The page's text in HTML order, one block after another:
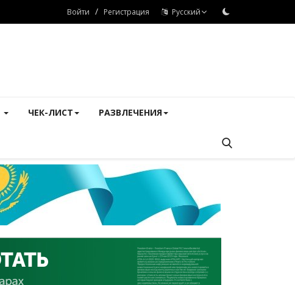
Войти / Регистрация Русский
ЧЕК-ЛИСТ РАЗВЛЕЧЕНИЯ